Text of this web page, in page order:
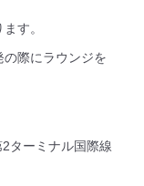
す。
の際にラウンジを
ターミナル国際線